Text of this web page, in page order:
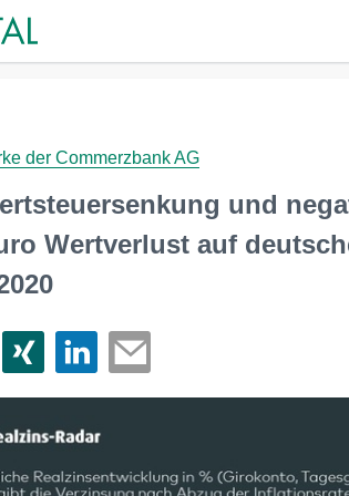
der Commerzbank AG
und
Wertverlust auf